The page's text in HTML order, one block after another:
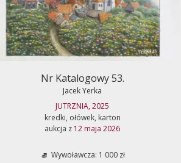
Nr Katalogowy 53.
Jacek Yerka
JUTRZNIA, 2025
kredki, ołówek, karton
aukcja z 12 maja 2026
Wywoławcza: 1 000 zł